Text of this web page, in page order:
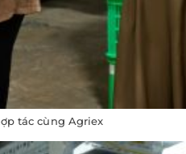
tác cùng Agriex